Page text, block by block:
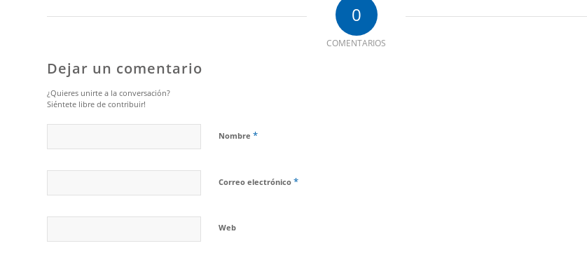
0
COMENTARIOS
Dejar un comentario
¿Quieres unirte a la conversación?
Siéntete libre de contribuir!
Nombre *
Correo electrónico *
Web